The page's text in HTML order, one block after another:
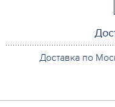
Доставка по